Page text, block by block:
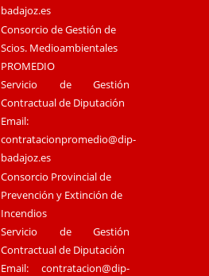
badajoz.es
Consorcio de Gestión de
Scios. Medioambientales
PROMEDIO
Servicio de Gestión
Contractual de Diputación
Email:
contratacionpromedio@dip-
badajoz.es
Consorcio Provincial de
Prevención y Extinción de
Incendios
Servicio de Gestión
Contractual de Diputación
Email:contratacion@dip-